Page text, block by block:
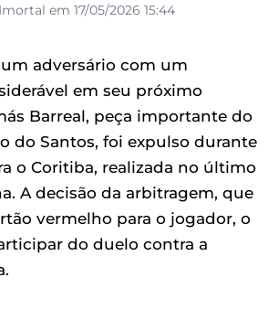
em 17/05/2026 15:44
adversário com um
em seu próximo
Barreal, peça importante do
do Santos, foi expulso durante
o Coritiba, realizada no último
A decisão da arbitragem, que
vermelho para o jogador, o
do duelo contra a